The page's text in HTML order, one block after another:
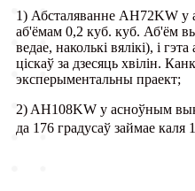
1) Абсталяванне AH72KW у
аб'ёмам 0,2 куб. куб. Аб'ём
ведае, наколькі вялікі), і
ціскаў за дзесяць хвілін.
эксперыментальны праект;
2) AH108KW у асноўным
да 176 градусаў займае каля